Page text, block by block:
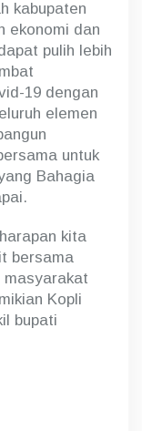
kabupaten
ekonomi dan
pulih lebih
19 dengan
elemen
untuk
Bahagia
kita
bersama
masyarakat
Kopli
bupati